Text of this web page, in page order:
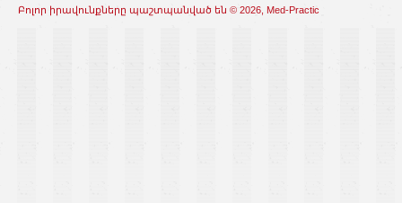
Բոլոր իրավունքները պաշտպանված են © 2026, Med-Practic